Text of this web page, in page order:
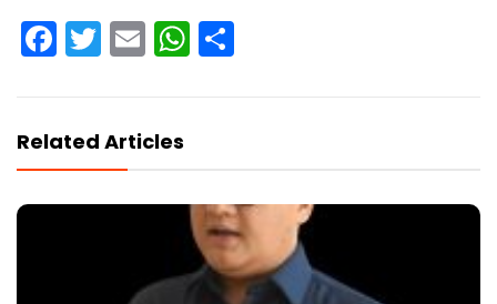
Facebook
Twitter
EmailWhatsApp
Related Articles